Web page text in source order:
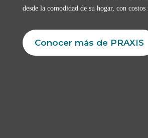
desde la comodidad de su hogar, con
Conocer más de PRAXIS